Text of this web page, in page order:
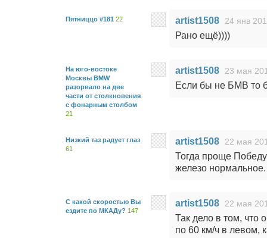
Пятниццо #181 22 artist1508 24 янв
Рано ещё))))
На юго-востоке
Москвы BMW
разорвало на две
части от столкновения
с фонарным столбом
21
artist1508 23 мая
Если бы не БМВ то
Низкий таз радует глаз
61
artist1508 22 мая
Тогда проще
железо нормальное.
С какой скоростью Вы
ездите по МКАДу? 147
artist1508 22 мая
Так дело в том, что
по 60 км/ч в левом,